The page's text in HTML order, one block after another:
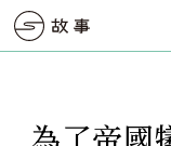
為了帝國